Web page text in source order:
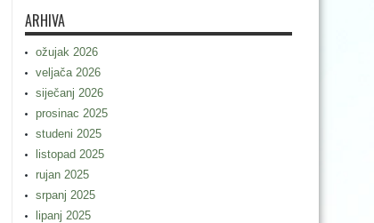
ARHIVA
ožujak 2026
veljača 2026
siječanj 2026
prosinac 2025
studeni 2025
listopad 2025
rujan 2025
srpanj 2025
lipanj 2025